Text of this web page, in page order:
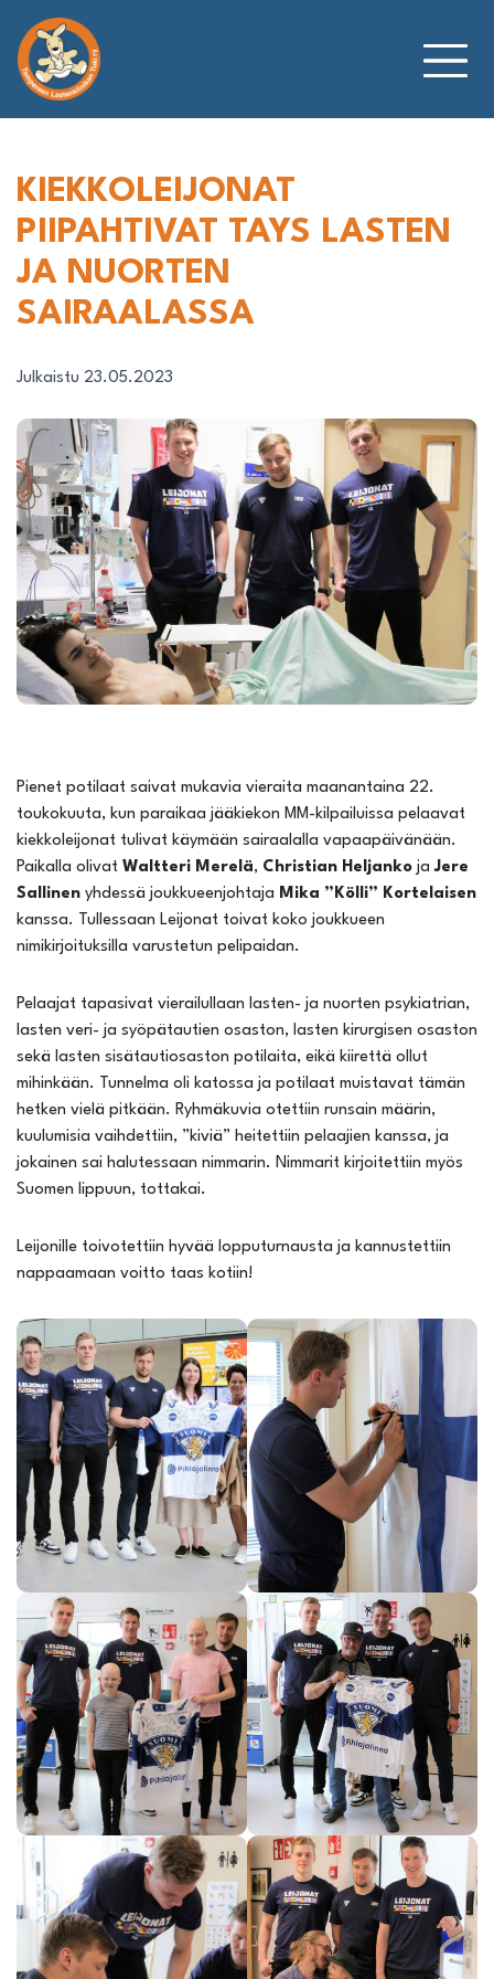
sisältöön
KIEKKOLEIJONAT
PIIPAHTIVAT TAYS LASTEN
JA NUORTEN
SAIRAALASSA
Julkaistu 23.05.2023
Pienet potilaat saivat mukavia vieraita maanantaina 22.
toukokuuta, kun paraikaa jääkiekon MM-kilpailuissa pelaavat
kiekkoleijonat tulivat käymään sairaalalla vapaapäivänään.
Paikalla olivat Waltteri Merelä, Christian Heljanko jaJere
Sallinen yhdessä joukkueenjohtaja Mika ”Kölli” Kortelaisen
kanssa. Tullessaan Leijonat toivat koko joukkueen
nimikirjoituksilla varustetun pelipaidan.
Pelaajat tapasivat vierailullaan lasten- ja nuorten psykiatrian,
lasten veri- ja syöpätautien osaston, lasten kirurgisen osaston
sekä lasten sisätautiosaston potilaita, eikä kiirettä ollut
mihinkään. Tunnelma oli katossa ja potilaat muistavat tämän
hetken vielä pitkään. Ryhmäkuvia otettiin runsain määrin,
kuulumisia vaihdettiin, ”kiviä” heitettiin pelaajien kanssa, ja
jokainen sai halutessaan nimmarin. Nimmarit kirjoitettiin myös
Suomen lippuun, tottakai.
Leijonille toivotettiin hyvää lopputurnausta ja kannustettiin
nappaamaan voitto taas kotiin!